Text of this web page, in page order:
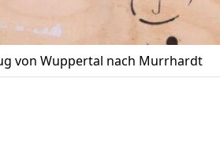
von Wuppertal nach Murrhardt